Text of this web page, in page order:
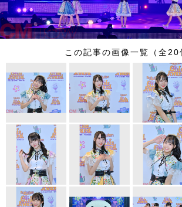
この記事の画像一覧（全20